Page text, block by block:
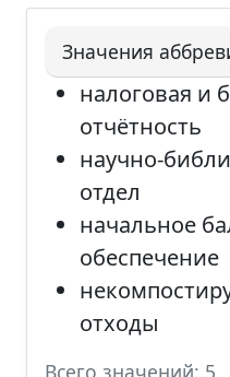
Значения
налоговая и
отчётность
научно-
отдел
начальное
обеспечение
отходы
Всего значений: 5